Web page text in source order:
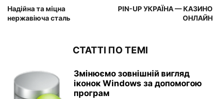
Надійна та міцна
нержавіюча сталь
PIN-UP УКРАЇНА — КАЗИНО
ОНЛАЙН
СТАТТІ ПО ТЕМІ
Змінюємо зовнішній вигляд
іконок Windows за допомогою
програм